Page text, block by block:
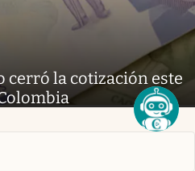
cerró la cotización este